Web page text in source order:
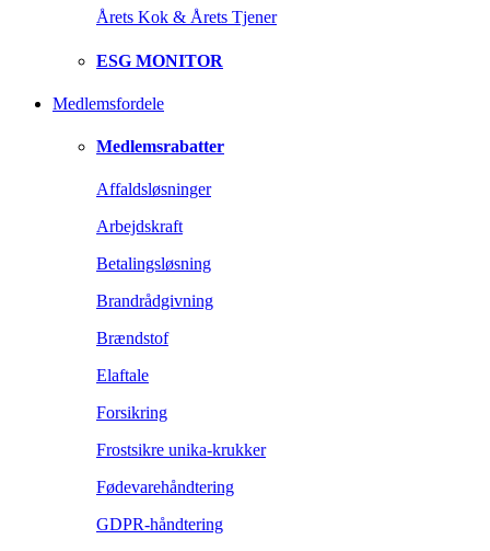
Årets Kok & Årets Tjener
ESG MONITOR
Medlemsfordele
Medlemsrabatter
Affaldsløsninger
Arbejdskraft
Betalingsløsning
Brandrådgivning
Brændstof
Elaftale
Forsikring
Frostsikre unika-krukker
Fødevarehåndtering
GDPR-håndtering